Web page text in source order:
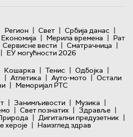
Регион | Свет | Србија данас |
Економија | Мерила времена | Рат
Сервисне вести | Сматрачница |
| ЕУ могућности 2026
Кошарка | Тенис | Одбојка |
| Атлетика | Ауто-мото | Остали
| Меморијал РТС
| Занимљивости | Музика |
| Свет познатих | Здравље |
| Дигитални предузетник |
хероје | Наизглед здрав